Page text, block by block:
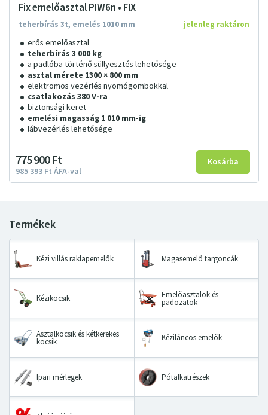
Fix emelőasztal PIW6n • FIX
teherbírás 3t, emelés 1010 mm
erős emelőasztal
teherbírás 3 000 kg
a padlóba történő süllyesztés lehetősége
asztal mérete 1300 × 800 mm
elektromos vezérlés nyomógombokkal
csatlakozás 380 V-ra
biztonsági keret
emelési magasság 1 010 mm-ig
lábvezérlés lehetősége
jelenleg raktáron
775900Ft
985 393 Ft ÁFA-val
Kézi villás raklapemelők Magasemelő targoncák
Kézikocsik Emelőasztalok és
padozatok
Asztalkocsik és kétkerekes
kocsik Kéziláncos emelők
Ipari mérlegek Pótalkatrészek